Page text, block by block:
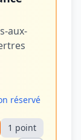
aux-
réservé
1 point